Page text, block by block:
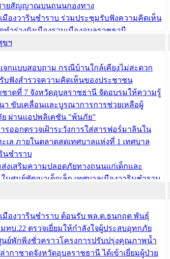
ายสัญญาณบนถนนกองทาง
มืองวารินชำราบ ร่วมประชุมรับฟังความคิดเห็น
ทำร่างผังเมืองรวมเมืองอุบลราชธานี -
าบ ครั้งที่ 3
นุญาตเข้าทำประโยชน์ในพื้นที่ป่าไม้
ขฯ
จกแบบสอบถาม กรณีบ้านใกล้เคียงไม่สะดวก
บฟังสำรวจความคิดเห็นของประชาชน
ชาดที่ 7 จังหวัดอุบลราชธานี จัดอบรมให้ความรู้
า ขับเคลื่อนและบูรณาการการช่วยเหลือผู้
ย ผ่านแอปพลิเคชัน "พ้นภัย"
รออกตรวจเฝ้าระวังการใส่สารฟอร์มาลินใน
เล ภายในตลาดสดเทศบาลแห่งที่ 1 เทศบาล
นชำราบ
งเสริมความปลอดภัยทางถนนแก่เด็กและ
ในศูนย์พัฒนาเด็กเล็ก เทศบาลเมืองวารินชำราบ
มืองวารินชำราบ ร่วมประชุมปรึกษาหารือการ
มืองวารินชำราบ ต้อนรับ พล.ต.ธนกฤต พันธุ์
ทบ.22 ตรวจเยี่ยมให้กำลังใจผู้ประสบอุทกภัย
นย์พักพิงชั่วคราวโครงการปรับปรุงคุณภาพน้ำ
ากาชาดจังหวัดอุบลราชธานี ได้เข้าเยี่ยมผู้ป่วย